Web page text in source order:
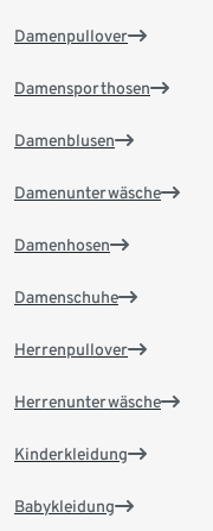
Damenpullover
Damensporthosen
Damenblusen
Damenunterwäsche
Damenhosen
Damenschuhe
Herrenpullover
Herrenunterwäsche
Kinderkleidung
Babykleidung